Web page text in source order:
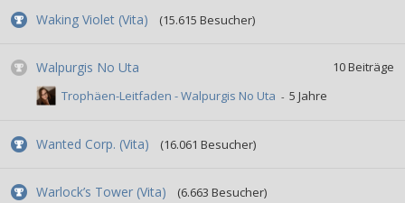
Waking Violet (Vita) (15.615 Besucher)
Walpurgis No Uta 10Beiträge
Trophäen-Leitfaden - Walpurgis No Uta
Wanted Corp. (Vita) (16.061 Besucher)
Warlock’s Tower (Vita) (6.663 Besucher)